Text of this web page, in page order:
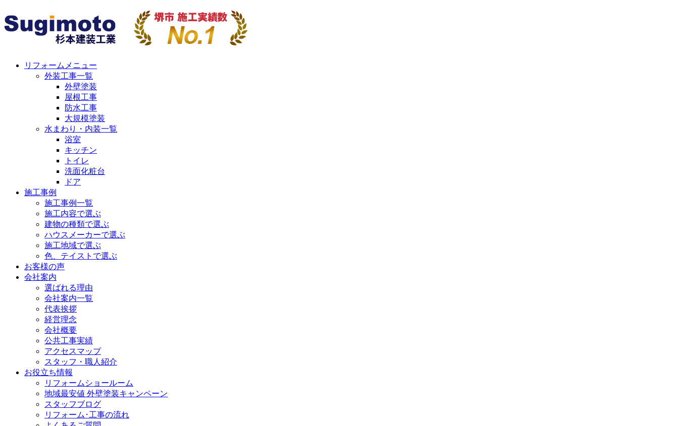
リフォームメニュー
外装工事一覧
外壁塗装
屋根工事
防水工事
大規模塗装
水まわり・内装一覧
浴室
キッチン
トイレ
洗面化粧台
ドア
施工事例
施工事例一覧
施工内容で選ぶ
建物の種類で選ぶ
ハウスメーカーで選ぶ
施工地域で選ぶ
色、テイストで選ぶ
お客様の声
会社案内
選ばれる理由
会社案内一覧
代表挨拶
経営理念
会社概要
公共工事実績
アクセスマップ
スタッフ・職人紹介
お役立ち情報
リフォームショールーム
地域最安値 外壁塗装キャンペーン
スタッフブログ
リフォーム･工事の流れ